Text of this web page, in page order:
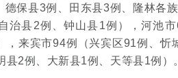
保县3例、田东县3例、隆林各
治县2例、钟山县1例），河池市
，来宾市94例（兴宾区91例、忻
2例、大新县1例、天等县1例）